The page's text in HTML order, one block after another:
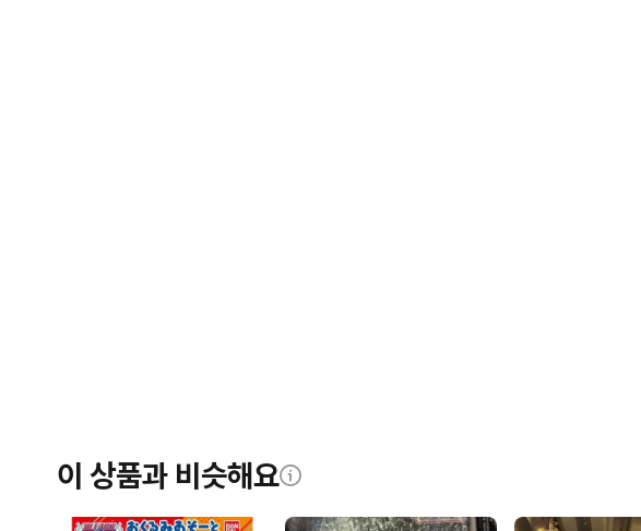
이 상품과 비슷해요